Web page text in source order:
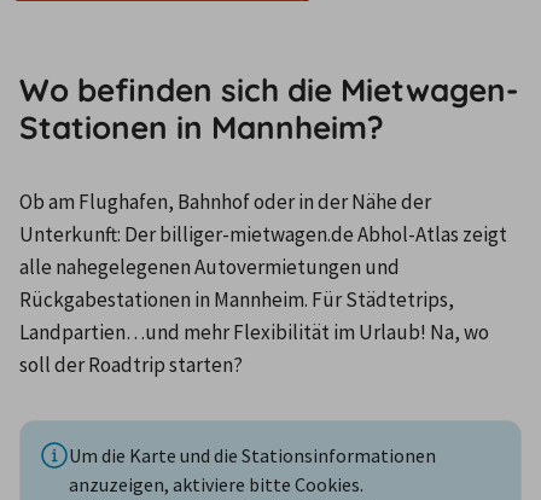
Wo befinden sich die Mietwagen-
Stationen in Mannheim?
Ob am Flughafen, Bahnhof oder in der Nähe der
Unterkunft: Der billiger-mietwagen.de Abhol-Atlas zeigt
alle nahegelegenen Autovermietungen und
Rückgabestationen in Mannheim. Für Städtetrips,
Landpartien…und mehr Flexibilität im Urlaub! Na, wo
soll der Roadtrip starten?
Um die Karte und die Stationsinformationen
anzuzeigen, aktiviere bitte Cookies.